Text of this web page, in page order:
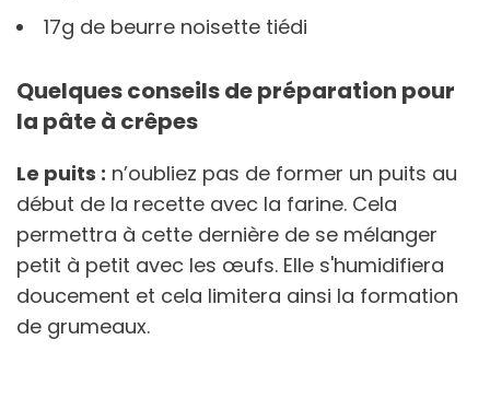
17g de beurre noisette tiédi
Quelques conseils de préparation pour
la pâte à crêpes
Le puits : n’oubliez pas de former un puits au
début de la recette avec la farine. Cela
permettra à cette dernière de se mélanger
petit à petit avec les œufs. Elle s'humidifiera
doucement et cela limitera ainsi la formation
de grumeaux.